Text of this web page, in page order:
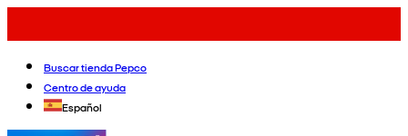
Buscar tienda Pepco
Centro de ayuda
Español